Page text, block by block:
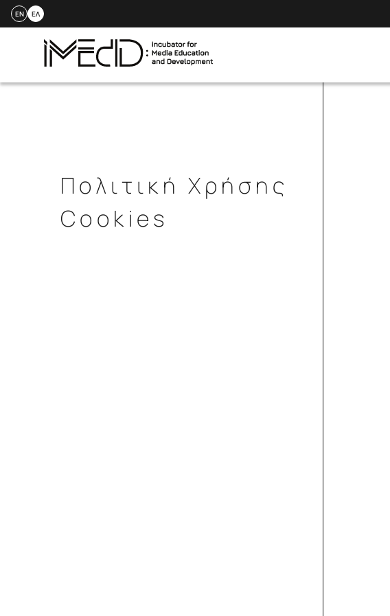
Skip
EN ΕΛ
Πολιτική Χρήσης
Cookies